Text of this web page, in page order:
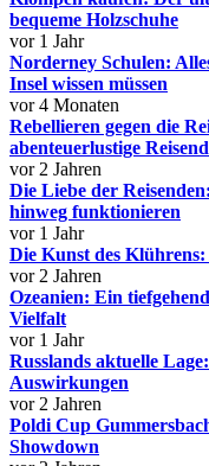
bequeme Holzschuhe
vor 1 Jahr
Norderney Schulen:
Insel wissen müssen
vor 4 Monaten
Rebellieren gegen die
abenteuerlustige
vor 2 Jahren
Die Liebe der
hinweg funktionieren
vor 1 Jahr
Die Kunst des
vor 2 Jahren
Ozeanien: Ein
Vielfalt
vor 1 Jahr
Russlands aktuelle
Auswirkungen
vor 2 Jahren
Poldi Cup
Showdown